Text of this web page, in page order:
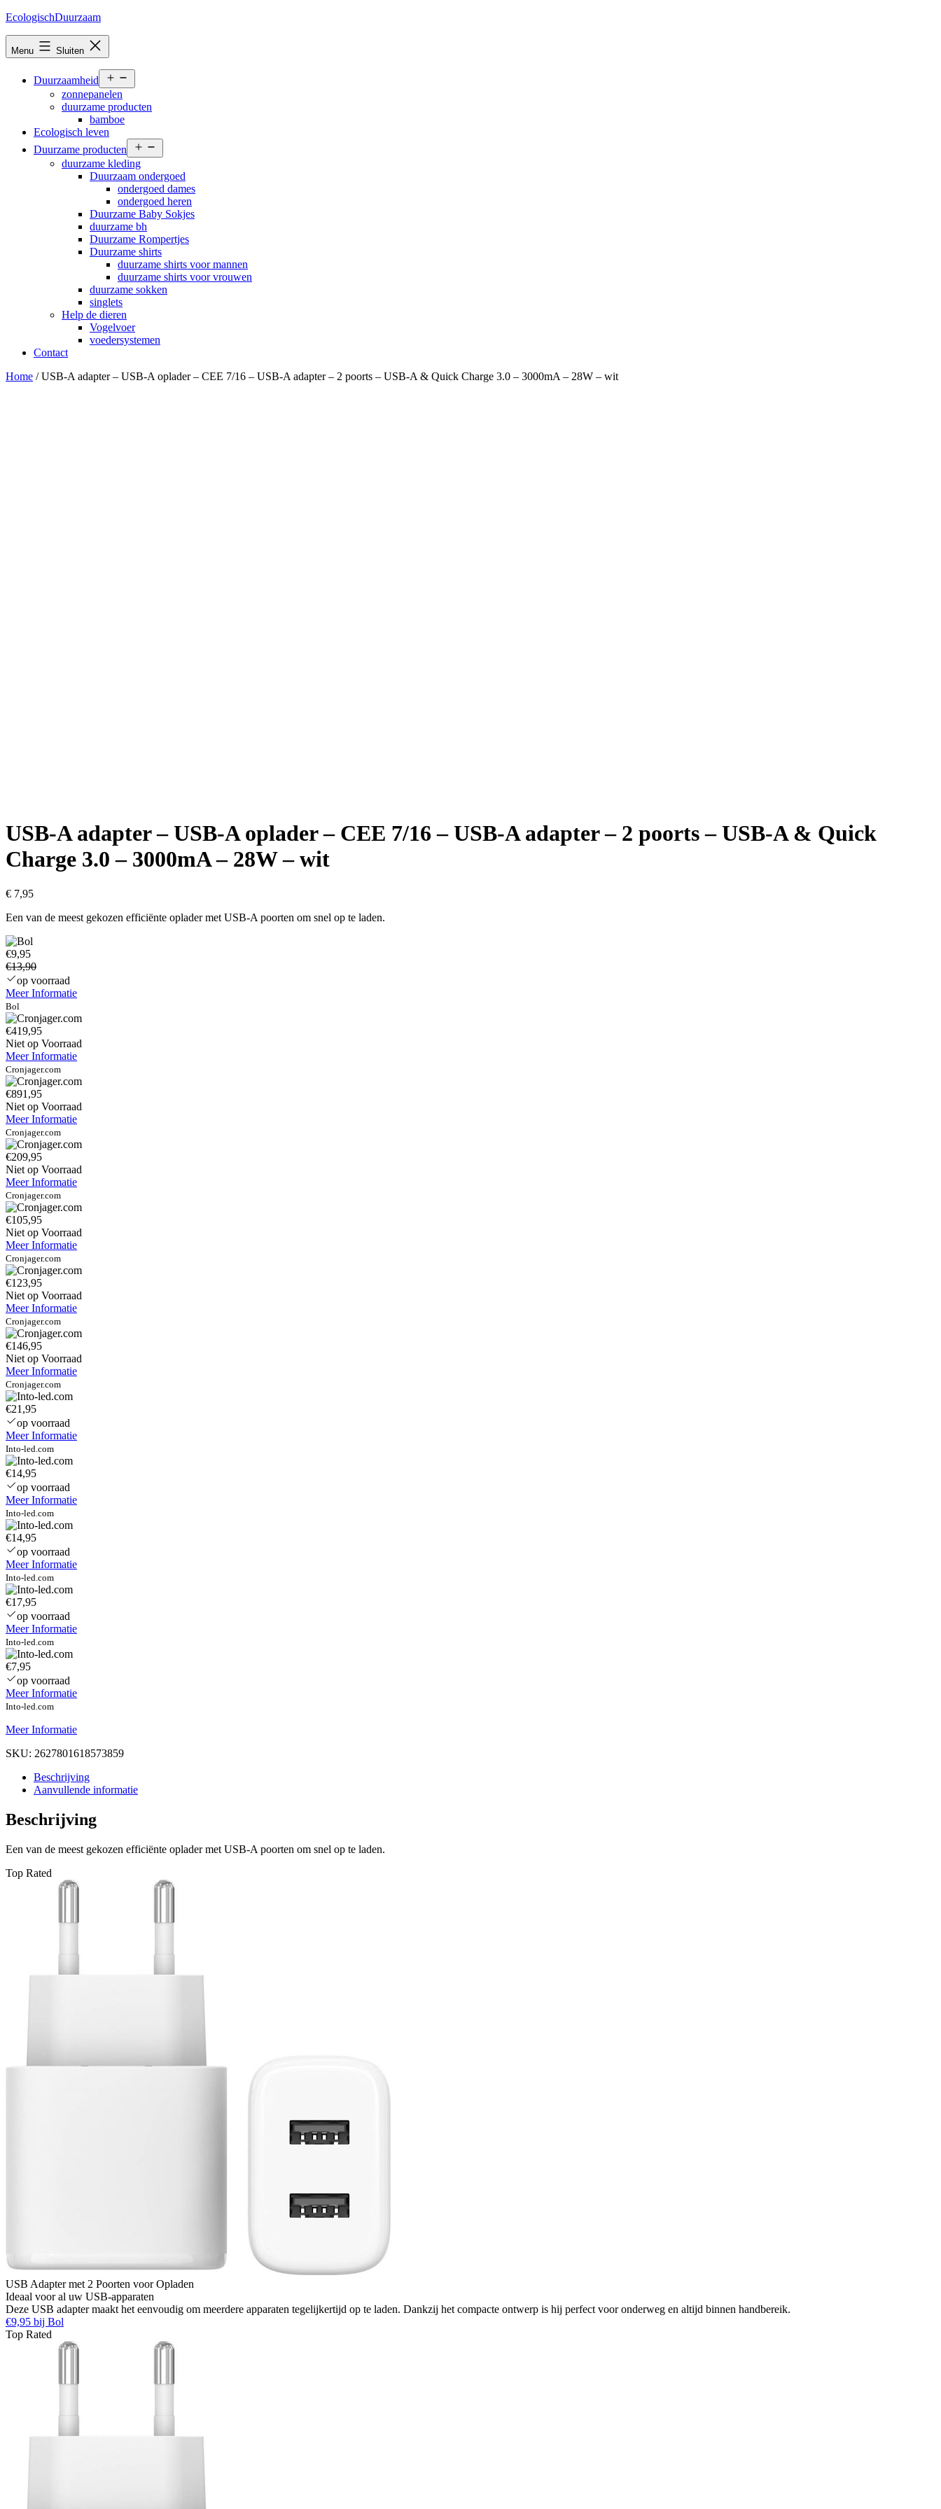
Ga
inhoud
EcologischDuurzaam
Menu Sluiten
Duurzaamheid
menu
zonnepanelen
duurzame producten
bamboe
Ecologisch leven
Duurzame producten
menu
duurzame kleding
Duurzaam ondergoed
ondergoed dames
ondergoed heren
Duurzame Baby Sokjes
duurzame bh
Duurzame Rompertjes
Duurzame shirts
duurzame shirts voor mannen
duurzame shirts voor vrouwen
duurzame sokken
singlets
Help de dieren
Vogelvoer
voedersystemen
Contact
Home / USB-A adapter – USB-A oplader – CEE 7/16 – USB-A adapter – 2 poorts – USB-A & Quick Charge 3.0 – 3000mA – 28W – wit
USB-A adapter – USB-A oplader – CEE 7/16 – USB-A adapter – 2 poorts – USB-A & Quick
Charge 3.0 – 3000mA – 28W – wit
€ 7,95
Een van de meest gekozen efficiënte oplader met USB-A poorten om snel op te laden.
€9,95
€13,90
op voorraad
Meer Informatie
Bol
€419,95
Niet op Voorraad
Meer Informatie
Cronjager.com
€891,95
Niet op Voorraad
Meer Informatie
Cronjager.com
€209,95
Niet op Voorraad
Meer Informatie
Cronjager.com
€105,95
Niet op Voorraad
Meer Informatie
Cronjager.com
€123,95
Niet op Voorraad
Meer Informatie
Cronjager.com
€146,95
Niet op Voorraad
Meer Informatie
Cronjager.com
€21,95
op voorraad
Meer Informatie
Into-led.com
€14,95
op voorraad
Meer Informatie
Into-led.com
€14,95
op voorraad
Meer Informatie
Into-led.com
€17,95
op voorraad
Meer Informatie
Into-led.com
€7,95
op voorraad
Meer Informatie
Into-led.com
Meer Informatie
SKU: 2627801618573859
Beschrijving
Aanvullende informatie
Beschrijving
Een van de meest gekozen efficiënte oplader met USB-A poorten om snel op te laden.
Top Rated
USB Adapter met 2 Poorten voor Opladen
Ideaal voor al uw USB-apparaten
Deze USB adapter maakt het eenvoudig om meerdere apparaten tegelijkertijd op te laden. Dankzij het compacte ontwerp is hij perfect voor onderweg en altijd binnen handbereik.
€9,95 bij Bol
Top Rated